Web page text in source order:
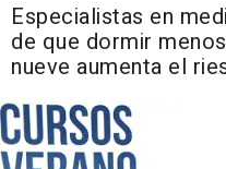
Especialistas en
de que dormir
nueve aumenta el